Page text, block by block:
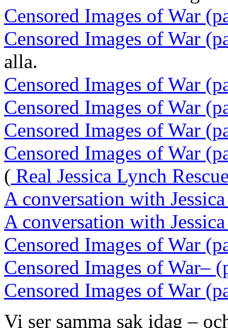
Censored Images of War
Censored Images of War
alla.
Censored Images of War
Censored Images of War
Censored Images of War
Censored Images of War
( Real Jessica Lynch
A conversation with
A conversation with
Censored Images of War
Censored Images of
Censored Images of War
Vi ser samma sak idag –